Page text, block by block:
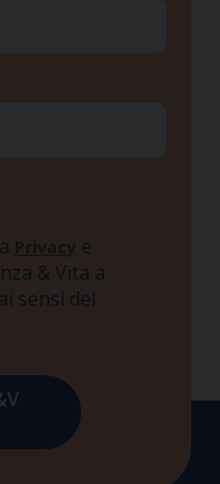
Privacy e
& Vita a
sensi del